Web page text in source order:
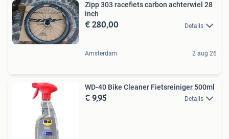
Zipp 303 racefiets carbon achterwiel 28
inch
€ 280,00 Details
Amsterdam 2 aug 26
WD-40 Bike Cleaner Fietsreiniger 500ml
€ 9,95 Details